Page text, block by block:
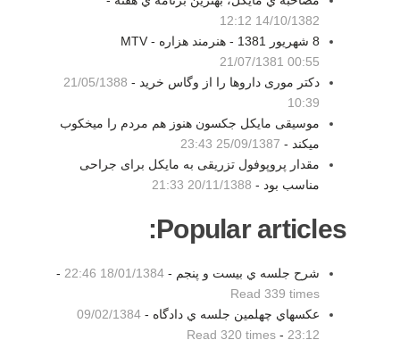
14/10/1382 12:12
8 شهريور 1381 - هنرمند هزاره MTV -
21/07/1381 00:55
دکتر موری داروها را از وگاس خرید - 21/05/1388
10:39
موسیقی مایکل جکسون هنوز هم مردم را میخکوب
میکند - 25/09/1387 23:43
مقدار پروپوفول تزریقی به مایکل برای جراحی
مناسب بود - 20/11/1388 21:33
Popular articles:
شرح جلسه ي بيست و پنجم - 18/01/1384 22:46
-
Read 339 times
عكسهاي چهلمين جلسه ي دادگاه - 09/02/1384
23:12
-
Read 320 times